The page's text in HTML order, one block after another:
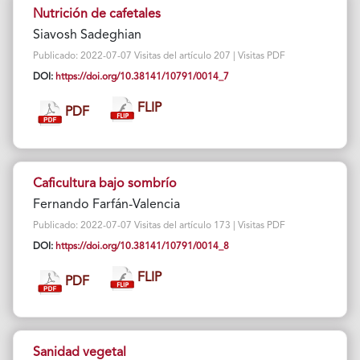
Nutrición de cafetales
Siavosh Sadeghian
Publicado: 2022-07-07 Visitas del artículo 207 | Visitas PDF
DOI: https://doi.org/10.38141/10791/0014_7
PDF FLIP
Caficultura bajo sombrío
Fernando Farfán-Valencia
Publicado: 2022-07-07 Visitas del artículo 173 | Visitas PDF
DOI: https://doi.org/10.38141/10791/0014_8
PDF FLIP
Sanidad vegetal